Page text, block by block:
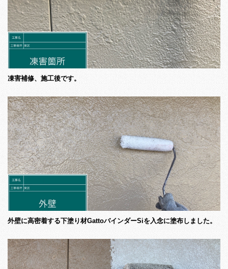
凍害補修、施工後です。
外壁に高密着する下塗り材GattoバインダーSiを入念に塗布しました。